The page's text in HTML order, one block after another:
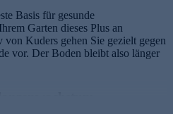
Basis für gesunde
Garten dieses Plus an
Kuders gehen Sie gezielt gegen
vor. Der Boden bleibt also länger